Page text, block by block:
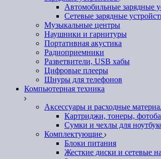
Автомобильные зарядные
Сетевые зарядные
Музыкальные центры
Наушники и гарнитуры
Портативная акустика
Радиоприемники
Разветвители, USB хабы
Цифровые плееры
Шнуры для телефонов
Компьютерная техника
Аксессуары и расходные
Картриджи, тонеры,
Сумки и чехлы для
Комплектующие
Блоки питания
Жесткие диски и сетевые